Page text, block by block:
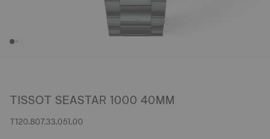
TISSOT SEASTAR 1000 40MM
T120.807.33.051.00